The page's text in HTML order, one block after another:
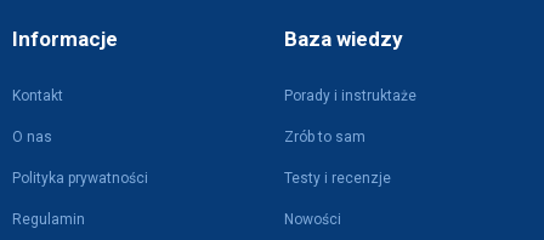
Informacje
Kontakt
O nas
Polityka prywatności
Regulamin
Baza wiedzy
Porady i instruktaże
Zrób to sam
Testy i recenzje
Nowości